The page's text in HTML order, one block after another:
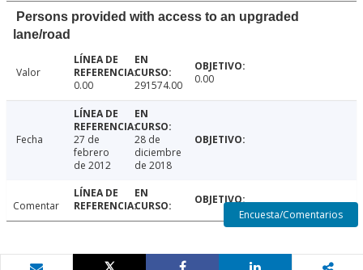
Persons provided with access to an upgraded
lane/road
Valor
0.00
291574.00 0.00
Fecha
27 de
febrero
de 2012
28 de
diciembre
de 2018
Comentar
Encuesta/Comentarios